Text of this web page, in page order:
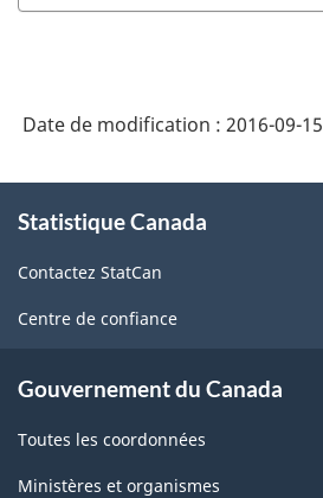
Date de modification : 2016-09-15
propos
ce
site
Statistique Canada
Contactez StatCan
Centre de confiance
Gouvernement du Canada
Toutes les coordonnées
Ministères et organismes